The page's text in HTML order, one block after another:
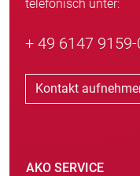
telefonisch unter:
+ 49 6147 9159-
Kontakt
AKO SERVICE